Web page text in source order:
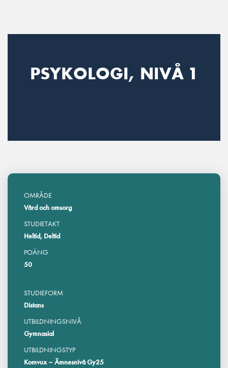
PSYKOLOGI, NIVÅ 1
OMRÅDE
Vård och omsorg
STUDIETAKT
Heltid, Deltid
POÄNG
50
STUDIEFORM
Distans
UTBILDNINGSNIVÅ
Gymnasial
UTBILDNINGSTYP
Komvux – Ämnesnivå Gy25